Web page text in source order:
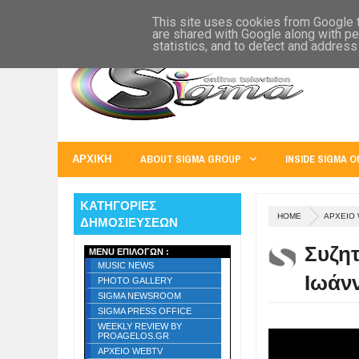
EUROPE U.S.A. AUSTRALIA
ΑΡΧΙΚΗ ABOUT SIGMA GROUP INSIDE SIGMA
HOME ΑΡΧΕΙΟ
ΚΑΤΗΓΟΡΙΕΣ
ΔΗΜΟΣΙΕΥΣΕΩΝ
MENU ΕΠΙΛΟΓΩΝ :
MUSIC NEWS
PHOTO GALLERY
SIGMA NEWSROOM
SIGMA PRESS OFFICE
WEEKLY REVIEW BY
PROAGELOS.GR
ΑΡΧΕΙΟ WEBTV
This site uses cookies from Google
are shared with Google along with
statistics, and to detect and address